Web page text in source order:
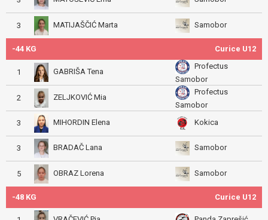
3 MATIJAŠČIĆ Marta Samobor
-44 KG Curice U12
1 GABRIŠA Tena
Profectus
Samobor
2 ZELJKOVIĆ Mia
Profectus
Samobor
3
MIHORDIN Elena Kokica
3 BRADAČ Lana Samobor
5 OBRAZ Lorena Samobor
-48 KG Curice U12